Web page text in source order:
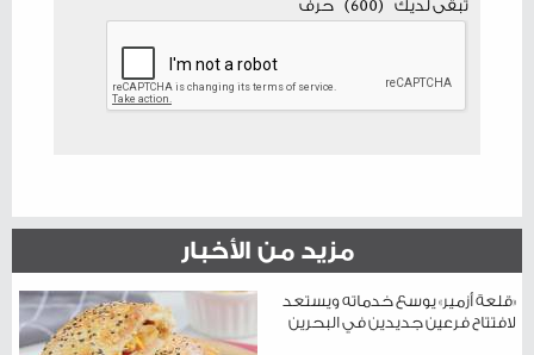
تبقى لديك (
600
) حرف
مزيد من الأخبار
«قلعة أزمير» يوسع خدماته ويستعد
لافتتاح فرعين جديدين في البحرين